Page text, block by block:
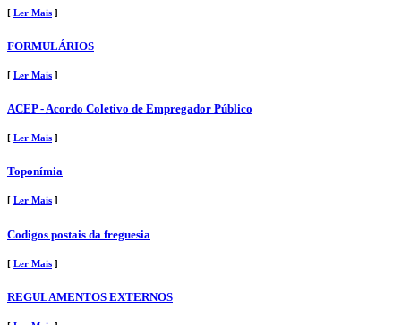
[ Ler Mais ]
FORMULÁRIOS
[ Ler Mais ]
ACEP - Acordo Coletivo de Empregador Público
[ Ler Mais ]
Toponímia
[ Ler Mais ]
Codigos postais da freguesia
[ Ler Mais ]
REGULAMENTOS EXTERNOS